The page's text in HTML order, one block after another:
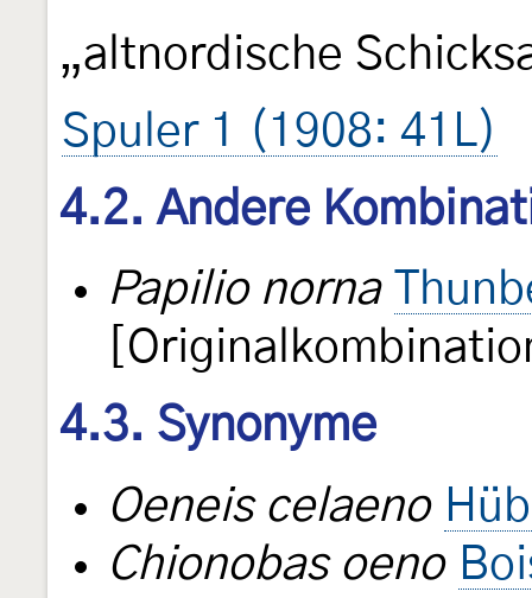
„altnordische
Spuler 1 (1908: 41L)
4.2. Andere
Papilio norna
4.3. Synonyme
Oeneis celaeno
Chionobas oeno